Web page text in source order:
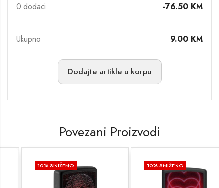
0 dodaci -76.50 KM
Ukupno 9.00 KM
Dodajte artikle u korpu
Povezani Proizvodi
% SNIŽENO % SNIŽENO